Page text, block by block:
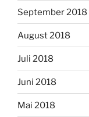
September 2018
August 2018
Juli 2018
Juni 2018
Mai 2018